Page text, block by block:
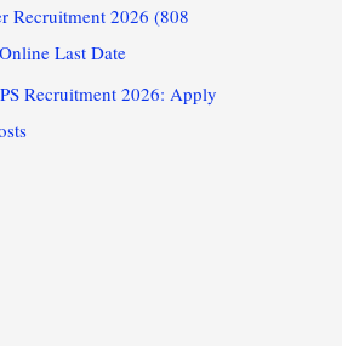
Recruitment 2026 (808
Last Date
Recruitment 2026: Apply